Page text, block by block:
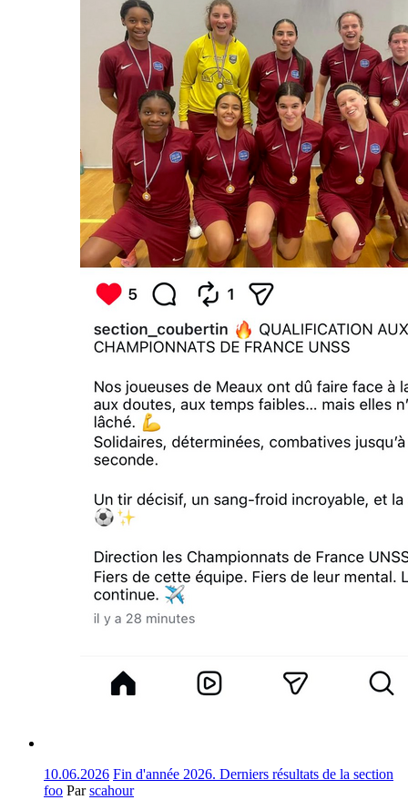
10.06.2026 Fin d'année 2026. Derniers résultats de la section
foo Parscahour